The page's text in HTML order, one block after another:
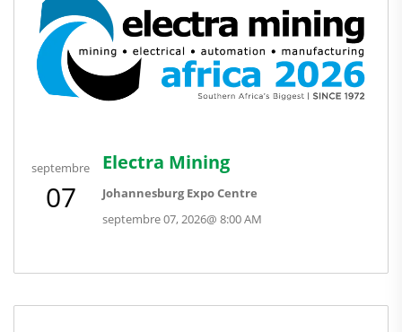
septembre
07
septembre 07, 2026@8:00 AM
Electra Mining
Johannesburg Expo Centre